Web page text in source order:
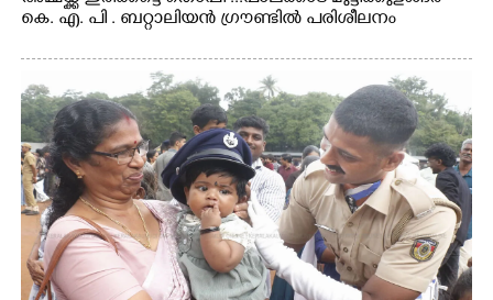
കെ. എ. പി . ബറ്റാലിയൻ ഗ്രൗണ്ടിൽ പരിശീലനം